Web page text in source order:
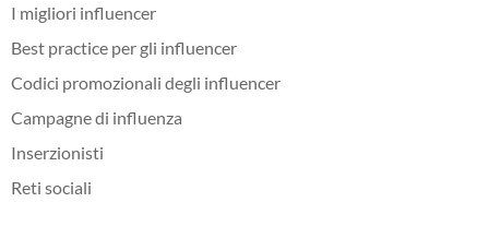
I migliori influencer
Best practice per gli influencer
Codici promozionali degli influencer
Campagne di influenza
Inserzionisti
Reti sociali